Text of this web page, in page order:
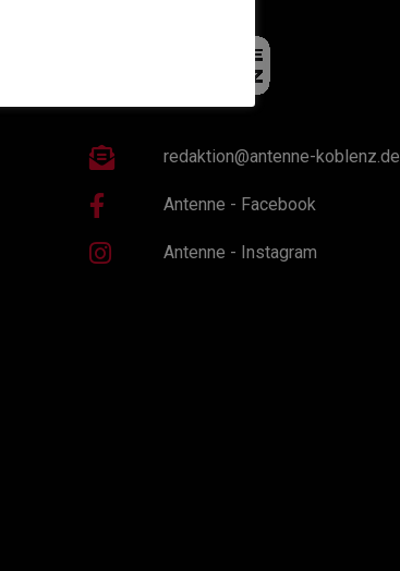
redaktion@antenne-koblenz.de
Antenne - Facebook
Antenne - Instagram